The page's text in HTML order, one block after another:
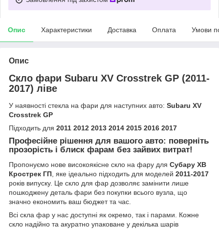
Опис Характеристики Доставка Оплата Умови
Опис
Скло фари Subaru XV Crosstrek GP (2011-
2017) ліве
У наявності стекла на фари для наступних авто: Subaru XV
Crosstrek GP
Підходить для 2011 2012 2013 2014 2015 2016 2017
Професійне рішення для вашого авто: поверніть
прозорість і блиск фарам без зайвих витрат!
Пропонуємо нове високоякісне скло на фару для Субару ХВ
Крострек ГП, яке ідеально підходить для моделей 2011-2017
років випуску. Це скло для фар дозволяє замінити лише
пошкоджену деталь фари без покупки всього вузла, що
значно економить ваш бюджет та час.
Всі скла фар у нас доступні як окремо, так і парами. Кожне
скло надійно та акуратно упаковане у декілька шарів